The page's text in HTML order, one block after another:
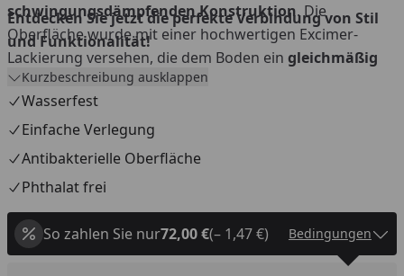
schwingungsdämpfendenKonstruktion. Die
Oberfläche wurde mit einer hochwertigen Excimer-
Lackierung versehen, die dem Boden ein gleichmäßig
mattes Finishverleiht. Mit seinem schicken
Landhausdielenformat setzt der RL 400 S zudem
aktuelle Trends. Die dezente
unterstreicht den edlen Gesamteindruck dieses Bodens.
Entdecken Sie jetzt die perfekte Verbindung von Stil
und Funktionalität!
Kurzbeschreibung ausklappen
Wasserfest
Einfache Verlegung
Antibakterielle Oberfläche
Phthalat frei
So zahlen Sie nur72,00 €(– 1,47 €) Bedingungen